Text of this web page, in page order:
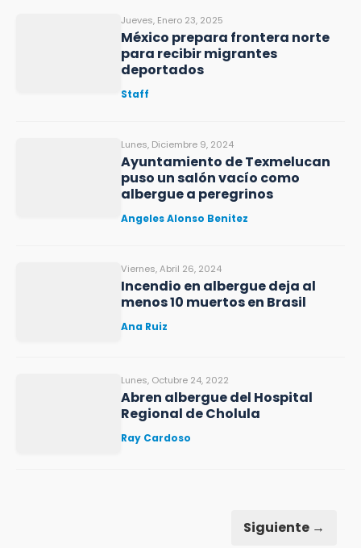
Jueves, Enero 23, 2025
México prepara frontera norte
para recibir migrantes
deportados
Staff
Lunes, Diciembre 9, 2024
Ayuntamiento de Texmelucan
puso un salón vacío como
albergue a peregrinos
Angeles Alonso Benitez
Viernes, Abril 26, 2024
Incendio en albergue deja al
menos 10 muertos en Brasil
Ana Ruiz
Lunes, Octubre 24, 2022
Abren albergue del Hospital
Regional de Cholula
Ray Cardoso
Siguiente →